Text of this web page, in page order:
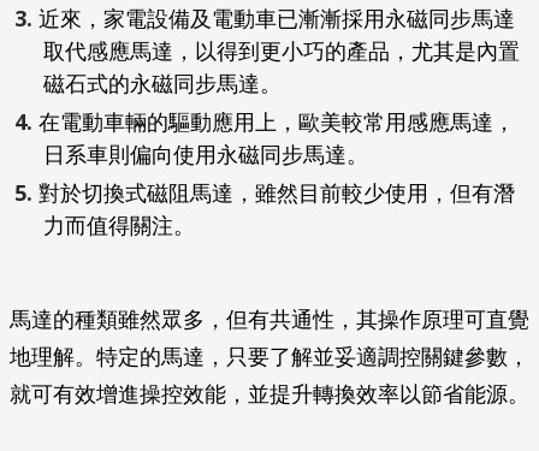
近來，家電設備及電動車已漸漸採用永磁同步馬達
取代感應馬達，以得到更小巧的產品，尤其是內置
磁石式的永磁同步馬達。
在電動車輛的驅動應用上，歐美較常用感應馬達，
日系車則偏向使用永磁同步馬達。
對於切換式磁阻馬達，雖然目前較少使用，但有潛
力而值得關注。
馬達的種類雖然眾多，但有共通性，其操作原理可直覺
地理解。特定的馬達，只要了解並妥適調控關鍵參數，
就可有效增進操控效能，並提升轉換效率以節省能源。